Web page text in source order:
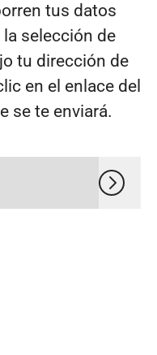
tus datos
selección de
tu dirección de
en el enlace del
se te enviará.